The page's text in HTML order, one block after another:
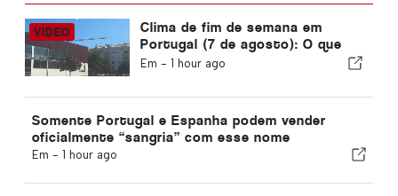
Clima de fim de semana em
Portugal (7 de agosto): O que
esperar em Portugal neste fim
Em - 1 hour ago
Somente Portugal e Espanha podem vender
oficialmente “sangria” com esse nome
Em - 1 hour ago